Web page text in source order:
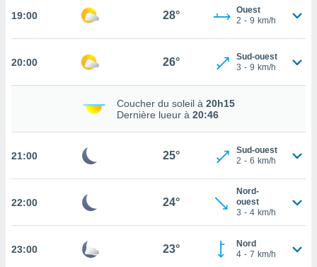
à
cas,
sur le
ne
19:00 28°
Ouest
2 - 9 km/h
20:00 26°
Sud-ouest
3 - 9 km/h
Coucher du soleil à 20h15
Dernière lueur à 20:46
21:00 25°
Sud-ouest
2 - 6 km/h
22:00 24°
Nord-
ouest
3 - 4 km/h
23:00 23°
Nord
4 - 7 km/h